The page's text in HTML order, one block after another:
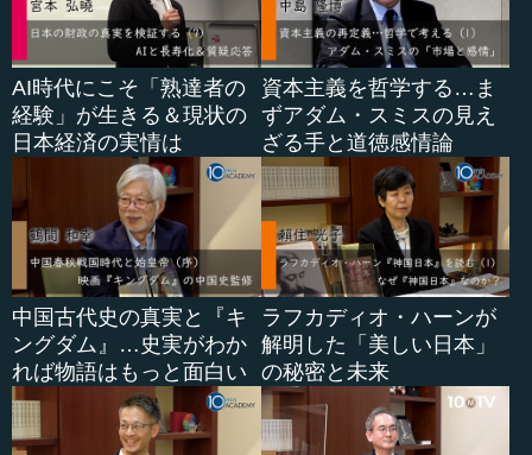
AI時代にこそ「熟達者の
経験」が生きる＆現状の
日本経済の実情は
資本主義を哲学する…ま
ずアダム・スミスの見え
ざる手と道徳感情論
中国古代史の真実と『キ
ングダム』…史実がわか
れば物語はもっと面白い
ラフカディオ・ハーンが
解明した「美しい日本」
の秘密と未来